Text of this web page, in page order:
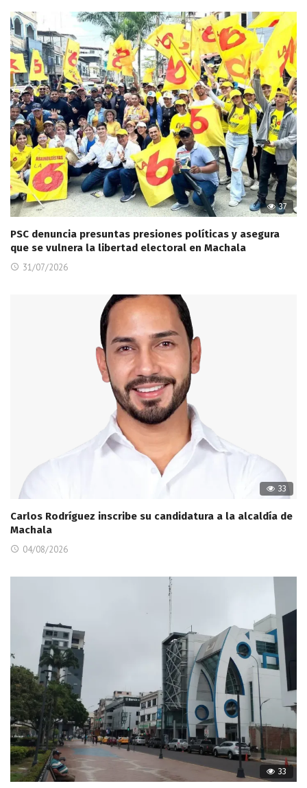
37
PSC denuncia presuntas presiones políticas y asegura
que se vulnera la libertad electoral en Machala
31/07/2026
33
Carlos Rodríguez inscribe su candidatura a la alcaldía de
Machala
04/08/2026
33